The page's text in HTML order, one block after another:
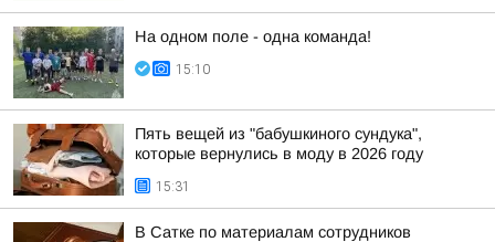
На одном поле - одна команда!
15:10
Пять вещей из "бабушкиного сундука",
которые вернулись в моду в 2026 году
15:31
В Сатке по материалам сотрудников